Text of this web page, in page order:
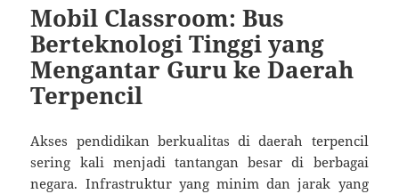
Mobil Classroom: Bus
Berteknologi Tinggi yang
Mengantar Guru ke Daerah
Terpencil
Akses pendidikan berkualitas di daerah terpencil
sering kali menjadi tantangan besar di berbagai
negara. Infrastruktur yang minim dan jarak yang